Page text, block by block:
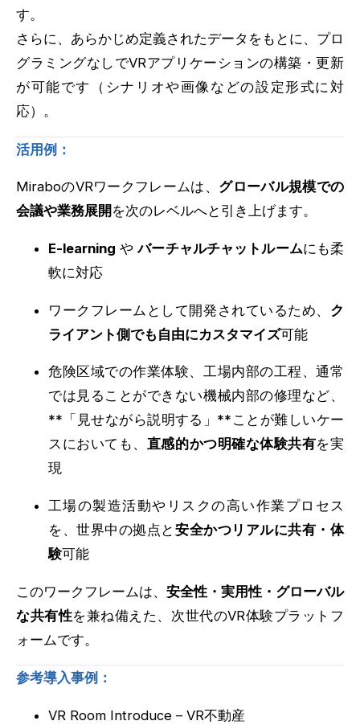
す。
さらに、あらかじめ定義されたデータをもとに、プロ
グラミングなしでVRアプリケーションの構築・更新
が可能です（シナリオや画像などの設定形式に対
応）。
活用例：
MiraboのVRワークフレームは、 グローバル規模での
会議や業務展開 を次のレベルへと引き上げます。
E-learning やバーチャルチャットルームにも柔
軟に対応
ワークフレームとして開発されているため、 ク
ライアント側でも自由にカスタマイズ可能
危険区域での作業体験、工場内部の工程、通常
では見ることができない機械内部の修理など、
**「見せながら説明する」**ことが難しいケー
スにおいても、 直感的かつ明確な体験共有を実
現
工場の製造活動やリスクの高い作業プロセス
を、世界中の拠点と 安全かつリアルに共有・体
験可能
このワークフレームは、 安全性・実用性・グローバル
な共有性を兼ね備えた、次世代のVR体験プラットフ
ォームです。
参考導入事例：
VR Room Introduce – VR不動産